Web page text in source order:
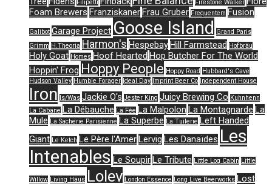
Filipetti Firestone Walker
Foam Brewers FranziskanerFrau Gruber Frequentem Fusion
Galibot Garage Project Goose Island
Grand Paris
Grimm H.Theoria Harmon's HespebayHill Farmstead Hofbräu
Holy Goat Homes Hoof Hearted Hop Butcher For The World
Hoppin' Frog Hoppy People Hoppy Road Hubbard's Cave
Hudson Valley Humble Forager Ideal Day Imprint Beer Co Independent House
Iron Is/Was Jackie O's Jester King Juicy Brewing Co Kuhnhenn
La Cabane La Débauche La Fée La Malpolon La Montagnarde La
Mule La Sacherie Parisienne La Superbe La Tuilerie Left Handed
Giant Le Ketch Le Père l'AmerLervig Les Danaïdes Les
Intenables Le SoupirLe Tribute Little Log Cabin Little
Willow Living Häus Lolev London Essence Long Live Beerworks Lost